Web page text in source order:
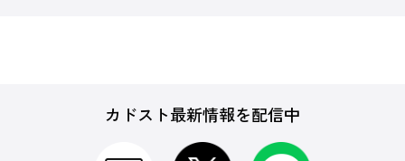
カドスト最新情報を配信中